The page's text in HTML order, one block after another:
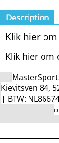
Description
Klik hier
Klik hier om
Kievitsven 84,
| BTW: